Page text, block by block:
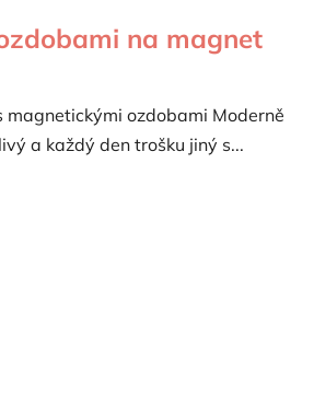
na magnet
magnetickými ozdobami Moderně
a každý den trošku jiný s...